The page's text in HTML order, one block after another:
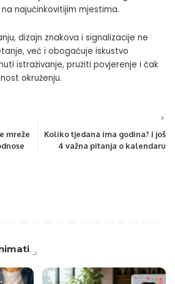
najučinkovitijim mjestima.
dizajn znakova i signalizacije ne
već i obogaćuje iskustvo
istraživanje, pružiti povjerenje i čak
okruženju.
mreže
Koliko tjedana ima godina? I još
4 važna pitanja o kalendaru